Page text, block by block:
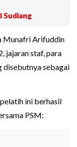
Sudiang
Munafri Arifuddin
jajaran staf, para
disebutnya sebagai
ini berhasil
PSM: